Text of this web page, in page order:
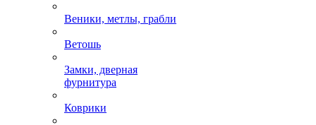
Веники, метлы, грабли
Ветошь
Замки, дверная
фурнитура
Коврики